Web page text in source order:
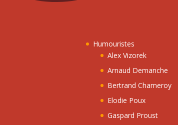
Humouristes
Alex Vizorek
Arnaud Demanche
Bertrand Chameroy
Elodie Poux
Gaspard Proust